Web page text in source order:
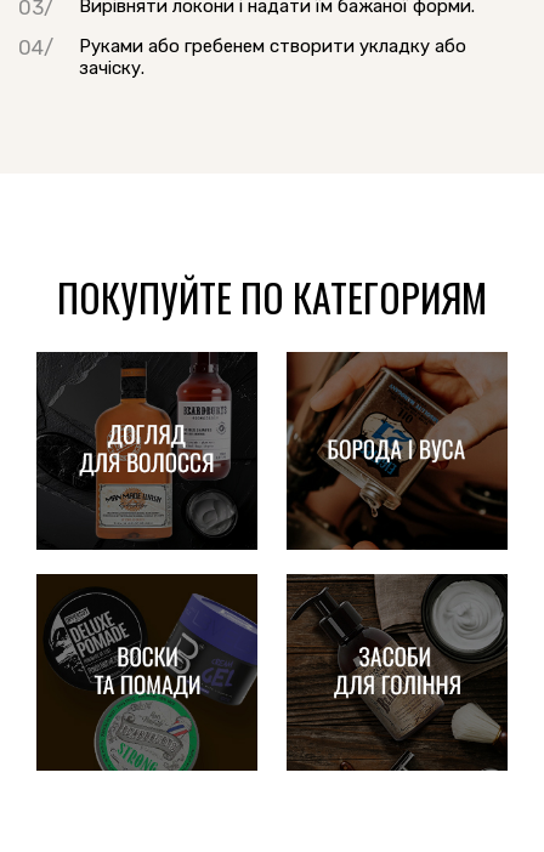
Вирівняти локони і надати їм бажаної форми.
Руками або гребенем створити укладку або
зачіску.
ПОКУПУЙТЕ ПО КАТЕГОРИЯМ